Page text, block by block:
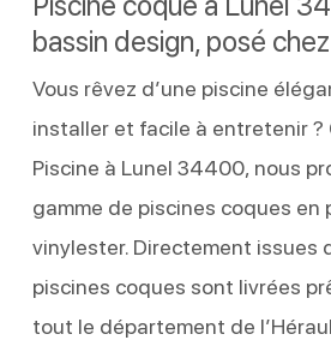
bassin design, posé
Vous rêvez d’une piscine
installer et facile à entretenir ?
Piscine à Lunel 34400, nous
gamme de piscines coques en
vinylester. Directement issues
piscines coques sont livrées
tout le département de